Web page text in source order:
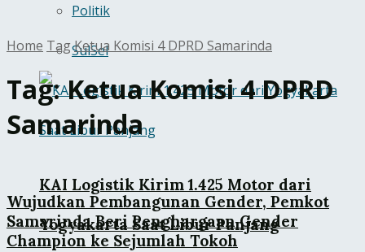
Politik
SulSel
KAI Logistik Kirim 1.425 Motor dari
Yogyakarta Saat Libur Panjang
Home TagKetua Komisi 4 DPRD Samarinda
Tag:Ketua Komisi 4 DPRD
Samarinda
Wujudkan Pembangunan Gender, Pemkot
Samarinda Beri Penghargaan Gender
Champion ke Sejumlah Tokoh